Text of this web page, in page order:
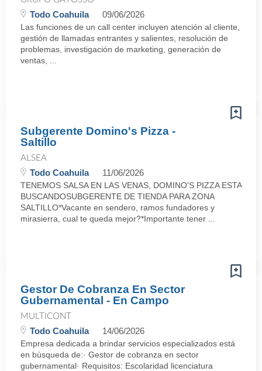
Todo Coahuila 09/06/2026
Las funciones de un call center incluyen atención al cliente,
gestión de llamadas entrantes y salientes, resolución de
problemas, investigación de marketing, generación de
ventas, ...
Subgerente Domino's Pizza -
Saltillo
ALSEA
Todo Coahuila 11/06/2026
TENEMOS SALSA EN LAS VENAS, DOMINO'S PIZZA ESTA
BUSCANDOSUBGERENTE DE TIENDA PARA ZONA
SALTILLO*Vacante en sendero, ramos fundadores y
mirasierra, cual te queda mejor?*Importante tener ...
Gestor De Cobranza En Sector
Gubernamental - En Campo
MULTICONT
Todo Coahuila 14/06/2026
Empresa dedicada a brindar servicios especializados está
en búsqueda de:· Gestor de cobranza en sector
gubernamental· Requisitos: Escolaridad licenciatura